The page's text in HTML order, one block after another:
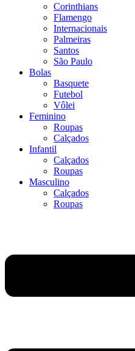
Corinthians
Flamengo
Internacionais
Palmeiras
Santos
São Paulo
Bolas
Basquete
Futebol
Vôlei
Feminino
Roupas
Calçados
Infantil
Calçados
Roupas
Masculino
Calçados
Roupas